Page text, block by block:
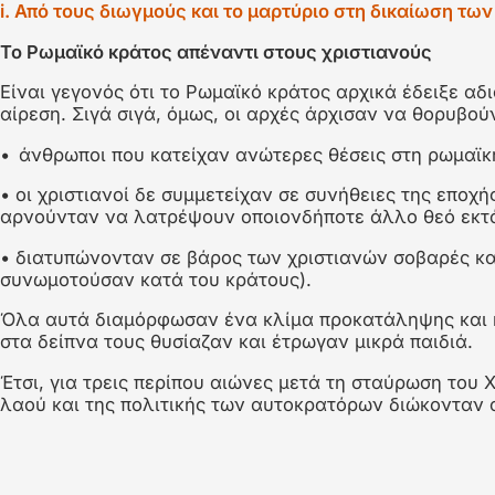
Χρησιμοποίησε το δεξί και το αριστερό βέλος για
Διαφάνεια 1
i. Από τους διωγμούς και το μαρτύριο στη δικαίωση
Το Ρωµαϊκό κράτος απέναντι στους χριστιανούς
Είναι γεγονός ότι το Ρωµαϊκό κράτος αρχικά έδειξε
αίρεση. Σιγά ­σιγά, όµως, οι αρχές άρχισαν να
• άνθρωποι που κατείχαν ανώτερες θέσεις στη
• οι χριστιανοί δε συµµετείχαν σε συνήθειες της
αρνούνταν να λατρέψουν οποιονδήποτε άλλο θεό
• διατυπώνονταν σε βάρος των χριστιανών σοβαρές
συνωµοτούσαν κατά του κράτους).
Όλα αυτά διαµόρφωσαν ένα κλίµα προκατάληψης και
στα δείπνα τους θυσίαζαν και έτρωγαν µικρά παιδιά.
Έτσι, για τρεις περίπου αιώνες µετά τη σταύρωση του
λαού και της πολιτικής των αυτοκρατόρων διώκονταν